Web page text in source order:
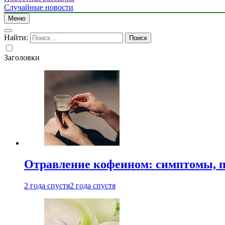
Случайные новости
Меню
Найти:
Заголовки
Отравление кофеином: симптомы,
2 года спустя2 года спустя